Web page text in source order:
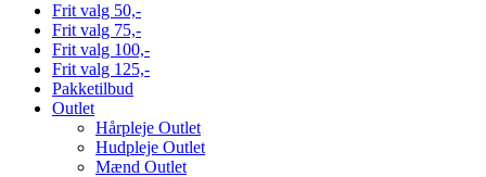
Frit valg 50,-
Frit valg 75,-
Frit valg 100,-
Frit valg 125,-
Pakketilbud
Outlet
Hårpleje Outlet
Hudpleje Outlet
Mænd Outlet